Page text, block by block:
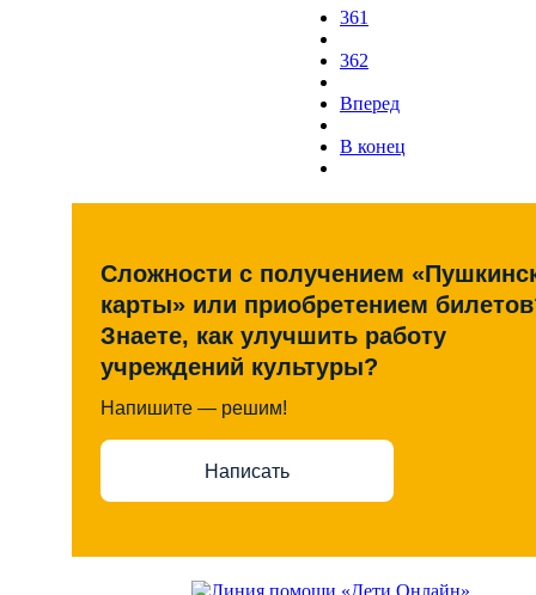
361
362
Вперед
В конец
Сложности с получением
карты» или приобретением
Знаете, как улучшить работу
учреждений культуры?
Напишите — решим!
Написать